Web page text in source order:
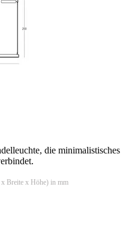
die minimalistisches
x Breite x Höhe) in mm